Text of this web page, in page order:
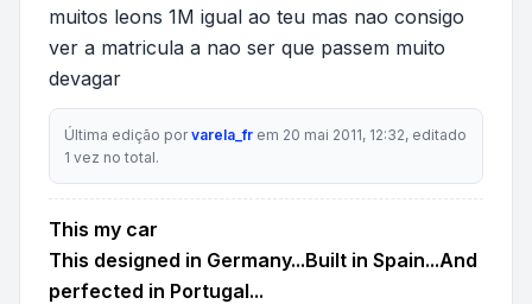
muitos leons 1M igual ao teu mas nao consigo
ver a matricula a nao ser que passem muito
devagar
Última edição porvarela_fr em 20 mai 2011, 12:32, editado
1 vez no total.
This my car
This designed in Germany...Built in Spain...And
perfected in Portugal...